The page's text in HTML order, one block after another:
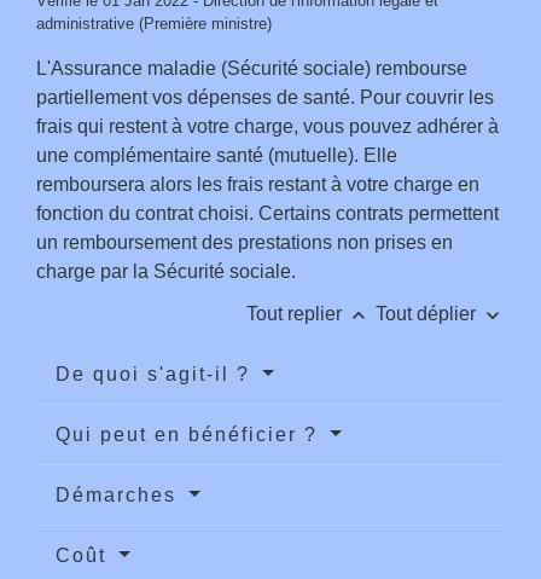
administrative (Première ministre)
L'Assurance maladie (Sécurité sociale) rembourse
partiellement vos dépenses de santé. Pour couvrir les
frais qui restent à votre charge, vous pouvez adhérer à
une complémentaire santé (mutuelle). Elle
remboursera alors les frais restant à votre charge en
fonction du contrat choisi. Certains contrats permettent
un remboursement des prestations non prises en
charge par la Sécurité sociale.
Tout replier keyboard_arrow_up Tout déplier keyboard_arrow_down
De quoi s'agit-il ?
Qui peut en bénéficier ?
Démarches
Coût